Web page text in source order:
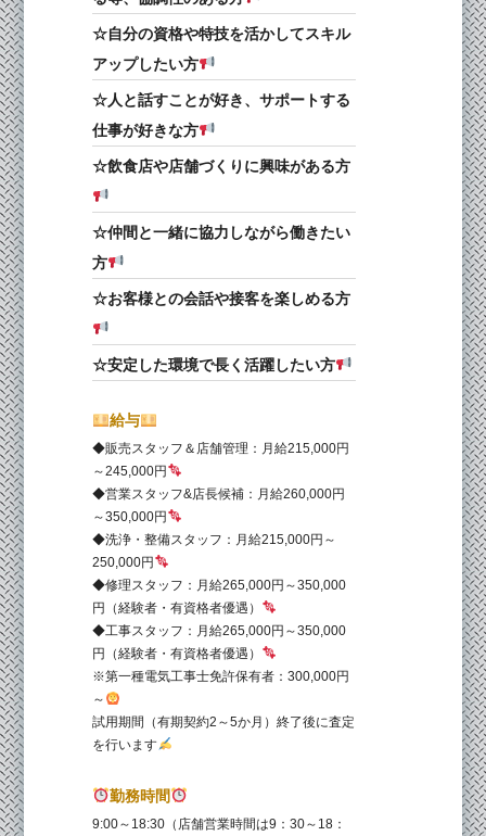
☆自分の資格や特技を活かしてスキル
アップしたい方
☆人と話すことが好き、サポートする
仕事が好きな方
☆飲食店や店舗づくりに興味がある方
☆仲間と一緒に協力しながら働きたい
方
☆お客様との会話や接客を楽しめる方
☆安定した環境で長く活躍したい方
給与
◆販売スタッフ＆店舗管理：月給215,000円
～245,000円
◆営業スタッフ&店長候補：月給260,000円
～350,000円
◆洗浄・整備スタッフ：月給215,000円～
250,000円
◆修理スタッフ：月給265,000円～350,000
円（経験者・有資格者優遇）
◆工事スタッフ：月給265,000円～350,000
円（経験者・有資格者優遇）
※第一種電気工事士免許保有者：300,000円
～
試用期間（有期契約2～5か月）終了後に査定
を行います
勤務時間
9:00～18:30（店舗営業時間は9：30～18：